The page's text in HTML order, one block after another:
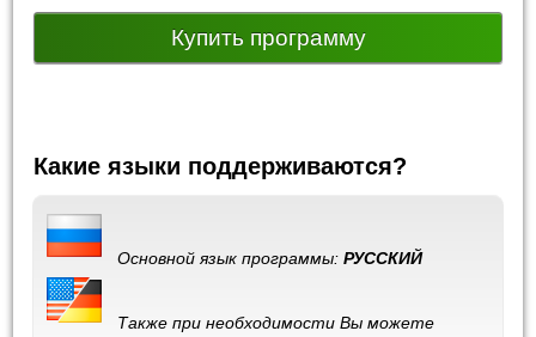
Купить программу
Какие языки поддерживаются?
Основной язык программы:РУССКИЙ
Также при необходимости Вы можете